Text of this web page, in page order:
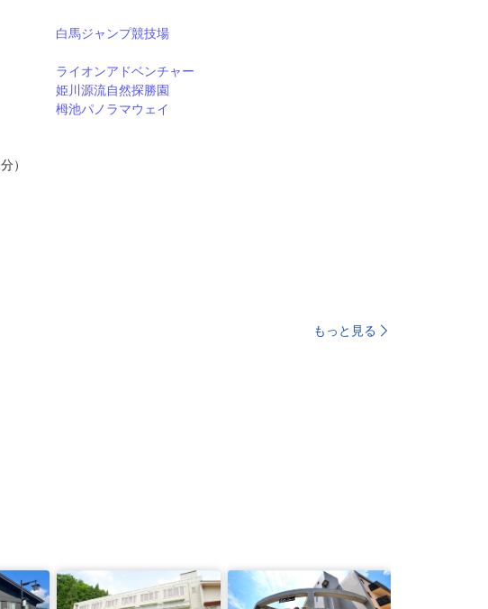
白馬ジャンプ競技場
ライオンアドベンチャー
姫川源流自然探勝園
栂池パノラマウェイ
）
もっと見る